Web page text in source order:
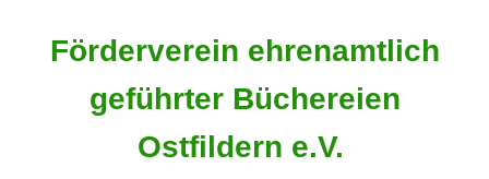
Förderverein ehrenamtlich
geführter Büchereien
Ostfildern e.V.